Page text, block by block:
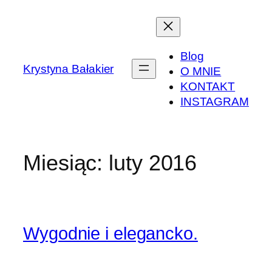
Krystyna Bałakier
Blog
O MNIE
KONTAKT
INSTAGRAM
Miesiąc: luty 2016
Wygodnie i elegancko.